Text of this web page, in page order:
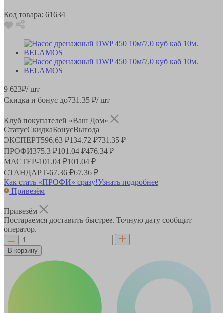
Код товара: 61634
9 623₽/ шт
Скидка и бонус до731.35 ₽/ шт
Клуб покупателей «Ваш Дом»
СтатусСкидкаБонусВыгода
ЭКСПЕРТ596.63 ₽134.72 ₽731.35 ₽
ПРОФИ375.3 ₽101.04 ₽476.34 ₽
МАСТЕР-101.04 ₽101.04 ₽
СТАНДАРТ-67.36 ₽67.36 ₽
Как стать «ПРОФИ» сразу!Узнать подробнее
Привезём
Привезём
Постараемся доставить быстрее. Точную дату сообщит
оператор.
В корзину